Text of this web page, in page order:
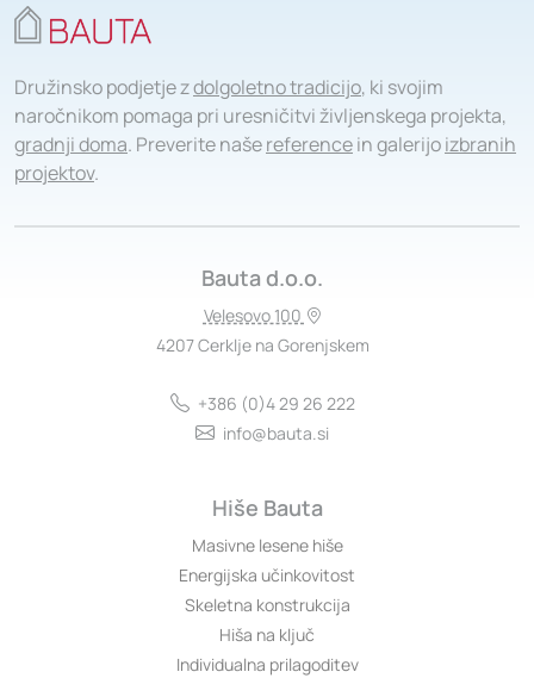
Družinsko podjetje zdolgoletno tradicijo, ki svojim
naročnikom pomaga pri uresničitvi življenskega projekta,
gradnji doma. Preverite našereferencein galerijoizbranih
projektov.
Bauta d.o.o.
Velesovo 100
4207 Cerklje na Gorenjskem
+386 (0)4 29 26 222
info@bauta.si
Hiše Bauta
Masivne lesene hiše
Energijska učinkovitost
Skeletna konstrukcija
Hiša na ključ
Individualna prilagoditev